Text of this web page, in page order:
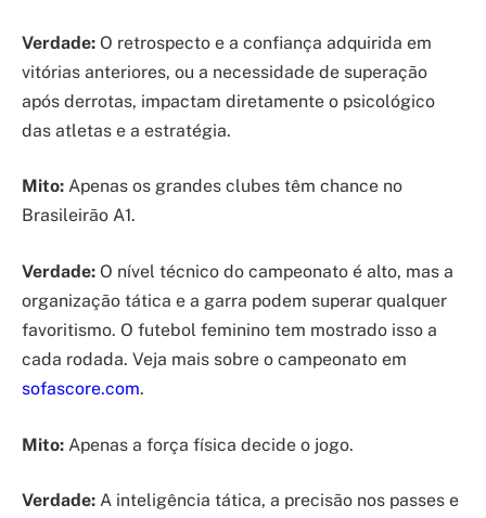
Verdade: O retrospecto e a confiança adquirida em
vitórias anteriores, ou a necessidade de superação
após derrotas, impactam diretamente o psicológico
das atletas e a estratégia.
Mito: Apenas os grandes clubes têm chance no
Brasileirão A1.
Verdade: O nível técnico do campeonato é alto, mas a
organização tática e a garra podem superar qualquer
favoritismo. O futebol feminino tem mostrado isso a
cada rodada. Veja mais sobre o campeonato em
sofascore.com.
Mito: Apenas a força física decide o jogo.
Verdade: A inteligência tática, a precisão nos passes e